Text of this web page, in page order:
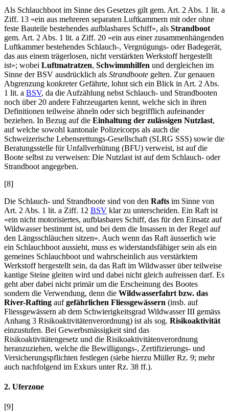
Als Schlauchboot im Sinne des Gesetzes gilt gem. Art. 2 Abs. 1 lit. a
Ziff. 13 «ein aus mehreren separaten Luftkammern mit oder ohne
feste Bauteile bestehendes aufblasbares Schiff», als Strandboot
gem. Art. 2 Abs. 1 lit. a Ziff. 20 «ein aus einer zusammenhängenden
Luftkammer bestehendes Schlauch-, Vergnügungs- oder Badegerät,
das aus einem trägerlosen, nicht verstärkten Werkstoff hergestellt
ist»; wobei Luftmatratzen, Schwimmhilfen und dergleichen im
Sinne der BSV ausdrücklich als Strandboote gelten. Zur genauen
Abgrenzung konkreter Gefährte, lohnt sich ein Blick in Art. 2 Abs.
1 lit. a BSV, da die Aufzählung nebst Schlauch- und Strandbooten
noch über 20 andere Fahrzeugarten kennt, welche sich in ihren
Definitionen teilweise ähneln oder sich begrifflich aufeinander
beziehen. In Bezug auf die Einhaltung der zulässigen Nutzlast,
auf welche sowohl kantonale Polizeicorps als auch die
Schweizerische Lebensrettungs-Gesellschaft (SLRG SSS) sowie die
Beratungsstelle für Unfallverhütung (BFU) verweist, ist auf die
Boote selbst zu verweisen: Die Nutzlast ist auf dem Schlauch- oder
Strandboot angegeben.
[8]
Die Schlauch- und Strandboote sind von den Rafts im Sinne von
Art. 2 Abs. 1 lit. a Ziff. 12 BSV klar zu unterscheiden. Ein Raft ist
«ein nicht motorisiertes, aufblasbares Schiff, das für den Einsatz auf
Wildwasser bestimmt ist, und bei dem die Insassen in der Regel auf
den Längsschläuchen sitzen». Auch wenn das Raft äusserlich wie
ein Schlauchboot aussieht, muss es widerstandsfähiger sein als ein
gemeines Schlauchboot und wahrscheinlich aus verstärktem
Werkstoff hergestellt sein, da das Raft im Wildwasser über teilweise
kantige Steine gleiten wird und dabei nicht gleich aufreissen darf. Es
geht aber dabei nicht primär um die Erscheinung des Bootes
sondern die Verwendung, denn die Wildwasserfahrt bzw. das
River-Rafting aufgefährlichen Fliessgewässern (insb. auf
Fliessgewässern ab dem Schwierigkeitsgrad Wildwasser III gemäss
Anhang 3 Risikoaktivitätenverordnung) ist als sog. Risikoaktivität
einzustufen. Bei Gewerbsmässigkeit sind das
Risikoaktivitätengesetz und die Risikoaktivitätenverordnung
heranzuziehen, welche die Bewilligungs-, Zertifizierungs- und
Versicherungspflichten festlegen (siehe hierzu MüllerRz. 9; mehr
auch nachfolgend im Exkurs unter Rz. 38 ff.).
2. Uferzone
[9]